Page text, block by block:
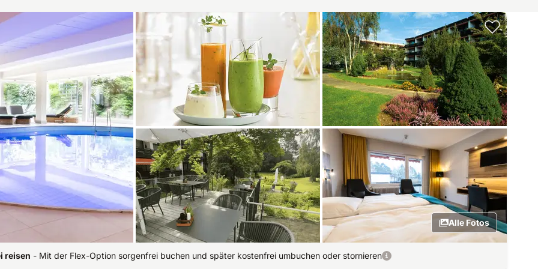
Alle Fotos
reisen - Mit der Flex-Option sorgenfrei buchen und später kostenfrei umbuchen oder stornieren